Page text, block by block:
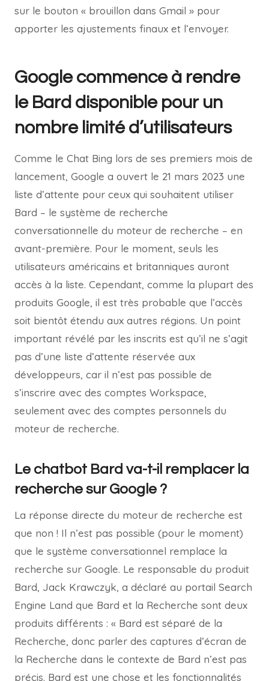
sur le bouton « brouillon dans Gmail » pour
apporter les ajustements finaux et l’envoyer.
Google commence à rendre
le Bard disponible pour un
nombre limité d’utilisateurs
Comme le Chat Bing lors de ses premiers mois de
lancement, Google a ouvert le 21 mars 2023 une
liste d’attente pour ceux qui souhaitent utiliser
Bard – le système de recherche
conversationnelle du moteur de recherche – en
avant-première. Pour le moment, seuls les
utilisateurs américains et britanniques auront
accès à la liste. Cependant, comme la plupart des
produits Google, il est très probable que l’accès
soit bientôt étendu aux autres régions. Un point
important révélé par les inscrits est qu’il ne s’agit
pas d’une liste d’attente réservée aux
développeurs, car il n’est pas possible de
s’inscrire avec des comptes Workspace,
seulement avec des comptes personnels du
moteur de recherche.
Le chatbot Bard va-t-il remplacer la
recherche sur Google ?
La réponse directe du moteur de recherche est
que non ! Il n’est pas possible (pour le moment)
que le système conversationnel remplace la
recherche sur Google. Le responsable du produit
Bard, Jack Krawczyk, a déclaré au portail Search
Engine Land que Bard et la Recherche sont deux
produits différents : « Bard est séparé de la
Recherche, donc parler des captures d’écran de
la Recherche dans le contexte de Bard n’est pas
précis. Bard est une chose et les fonctionnalités